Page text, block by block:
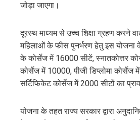
जोड़ा जाएगा।
दूरस्थ माध्यम से उच्च शिक्षा ग्रहण करने
महिलाओं के फीस पुनर्भरण हेतु इस योजना
के कोर्सेज में 16000 सीटें, स्नातकोत्तर
कोर्सेज में 10000, पीजी डिप्लोमा कोर्सेज
सर्टिफिकेट कोर्सेज में 2000 सीटों का
योजना के तहत राज्य सरकार द्वारा